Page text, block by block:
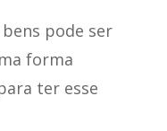
pode ser
forma
ter esse